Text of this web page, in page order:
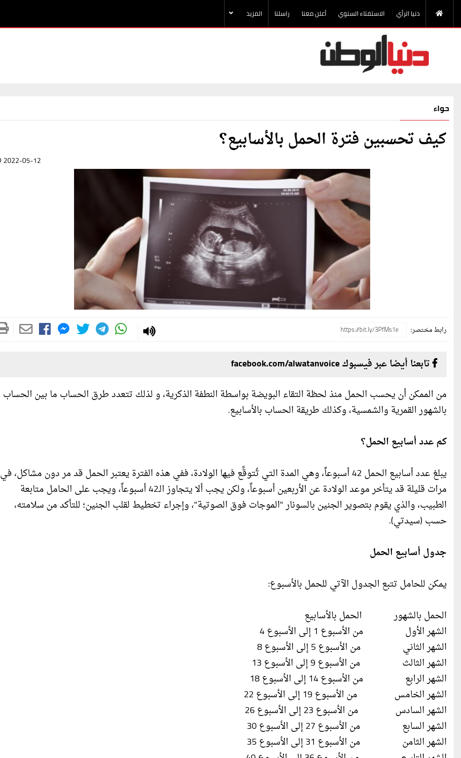
دنيا الرأي الاستفتاء السنوي أعلن معنا راسلنا المزيد
حواء
كيف تحسبين فترة الحمل بالأسابيع؟
2022-05-12
رابط مختصر:
تابعنا أيضا عبر فيسبوك facebook.com/alwatanvoice
من الممكن أن يحسب الحمل منذ لحظة التقاء البويضة بواسطة النطفة الذكرية، و لذلك تتعدد طرق الحساب ما بين الحساب
بالشهور القمرية والشمسية، وكذلك طريقة الحساب بالأسابيع.
كم عدد أسابيع الحمل؟
​يبلغ عدد أسابيع الحمل 42 أسبوعاً، وهي المدة التي تُتوقَّع فيها الولادة، ففي هذه الفترة يعتبر الحمل قد مر دون مشاكل، في
مرات قليلة قد يتأخر موعد الولادة عن الأربعين أسبوعاً، ولكن يجب ألا يتجاوز الـ42 أسبوعاً، ويجب على الحامل متابعة
الطبيب، والذي يقوم بتصوير الجنين بالسونار "الموجات فوق الصوتية"، وإجراء تخطيط لقلب الجنين؛ للتأكد من سلامته،
حسب (سيدتي).
جدول أسابيع الحمل
يمكن للحامل تتبع الجدول الآتي للحمل بالأسبوع​:
الحمل بالشهور الحمل بالأسابيع
الشهر الأول من الأسبوع 1 إلى الأسبوع 4
الشهر الثاني من الأسبوع 5 إلى الأسبوع 8
الشهر الثالث من الأسبوع 9 إلى الأسبوع 13
الشهر الرابع من الأسبوع 14 إلى الأسبوع 18
الشهر الخامس من الأسبوع 19 إلى الأسبوع 22
الشهر السادس من الأسبوع 23 إلى الأسبوع 26
الشهر السابع من الأسبوع 27 إلى الأسبوع 30
الشهر الثامن من الأسبوع 31 إلى الأسبوع 35